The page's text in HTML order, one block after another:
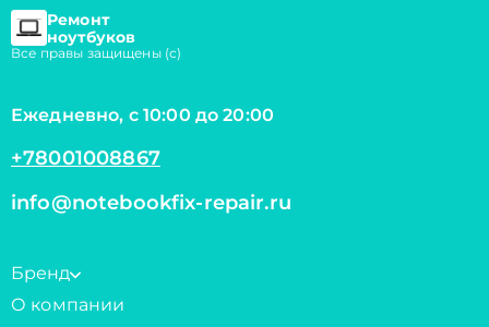
Ремонт
ноутбуков
Все правы защищены (с)
Ежедневно, с 10:00 до 20:00
+78001008867
info@notebookfix-repair.ru
Бренд
О компании